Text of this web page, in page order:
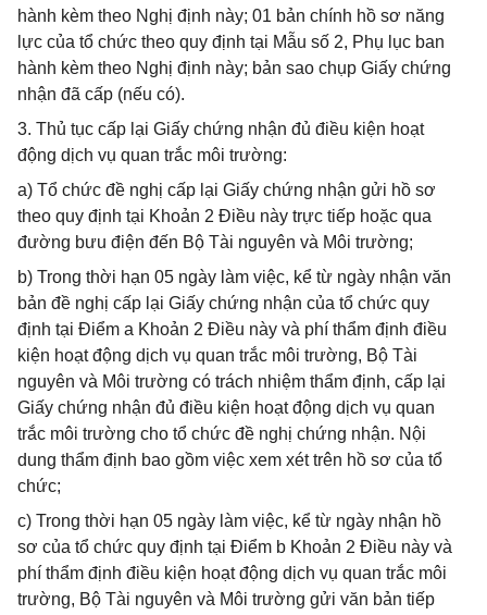
hành kèm theo Nghị định này; 01 bản chính hồ sơ năng
lực của tổ chức theo quy định tại Mẫu số 2, Phụ lục ban
hành kèm theo Nghị định này; bản sao chụp Giấy chứng
nhận đã cấp (nếu có).
3. Thủ tục cấp lại Giấy chứng nhận đủ điều kiện hoạt
động dịch vụ quan trắc môi trường:
a) Tổ chức đề nghị cấp lại Giấy chứng nhận gửi hồ sơ
theo quy định tại Khoản 2 Điều này trực tiếp hoặc qua
đường bưu điện đến Bộ Tài nguyên và Môi trường;
b) Trong thời hạn 05 ngày làm việc, kể từ ngày nhận văn
bản đề nghị cấp lại Giấy chứng nhận của tổ chức quy
định tại Điểm a Khoản 2 Điều này và phí thẩm định điều
kiện hoạt động dịch vụ quan trắc môi trường, Bộ Tài
nguyên và Môi trường có trách nhiệm thẩm định, cấp lại
Giấy chứng nhận đủ điều kiện hoạt động dịch vụ quan
trắc môi trường cho tổ chức đề nghị chứng nhận. Nội
dung thẩm định bao gồm việc xem xét trên hồ sơ của tổ
chức;
c) Trong thời hạn 05 ngày làm việc, kể từ ngày nhận hồ
sơ của tổ chức quy định tại Điểm b Khoản 2 Điều này và
phí thẩm định điều kiện hoạt động dịch vụ quan trắc môi
trường, Bộ Tài nguyên và Môi trường gửi văn bản tiếp